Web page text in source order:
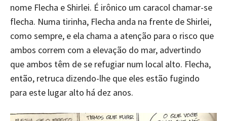
nome Flecha e Shirlei. É irônico um caracol chamar-se
flecha. Numa tirinha, Flecha anda na frente de Shirlei,
como sempre, e ela chama a atenção para o risco que
ambos correm com a elevação do mar, advertindo
que ambos têm de se refugiar num local alto. Flecha,
então, retruca dizendo-lhe que eles estão fugindo
para este lugar alto há dez anos.